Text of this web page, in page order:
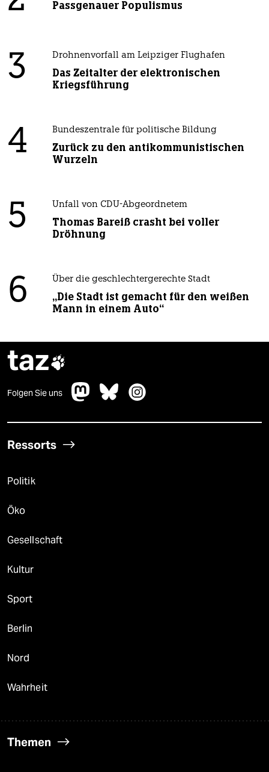
Passgenauer Populismus
3 Drohnenvorfall am Leipziger Flughafen
Das Zeitalter der elektronischen
Kriegsführung
4 Bundeszentrale für politische Bildung
Zurück zu den antikommunistischen
Wurzeln
5 Unfall von CDU-Abgeordnetem
Thomas Bareiß crasht bei voller
Dröhnung
6 Über die geschlechtergerechte Stadt
„Die Stadt ist gemacht für den weißen
Mann in einem Auto“
taz
Folgen Sie uns
Ressorts
Politik
Öko
Gesellschaft
Kultur
Sport
Berlin
Nord
Wahrheit
Themen